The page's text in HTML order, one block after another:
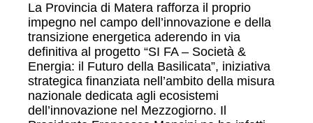
La Provincia di Matera rafforza il proprio
impegno nel campo dell’innovazione e della
transizione energetica aderendo in via
definitiva al progetto “SI FA – Società &
Energia: il Futuro della Basilicata”, iniziativa
strategica finanziata nell’ambito della misura
nazionale dedicata agli ecosistemi
dell’innovazione nel Mezzogiorno. Il